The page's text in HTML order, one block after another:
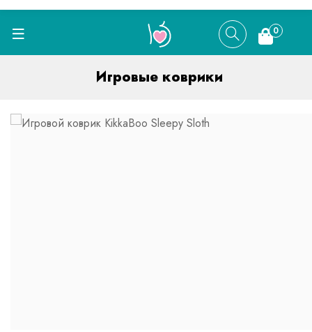
0
Игровые коврики